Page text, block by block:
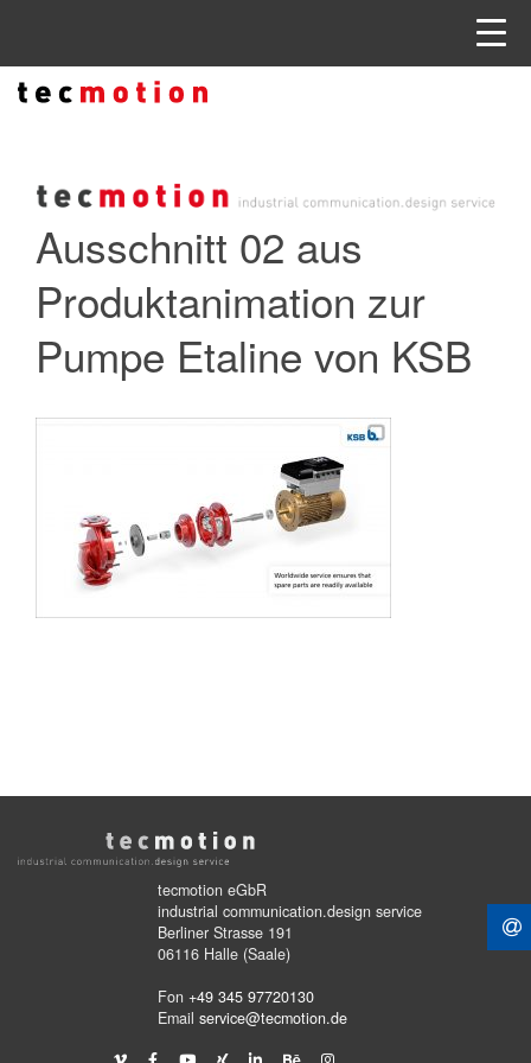
Ausschnitt 02 aus
Produktanimation zur
Pumpe Etaline von KSB
tecmotion eGbR
industrial communication.design service
Berliner Strasse 191
06116 Halle (Saale)
Fon +49 345 97720130
Email service@tecmotion.de